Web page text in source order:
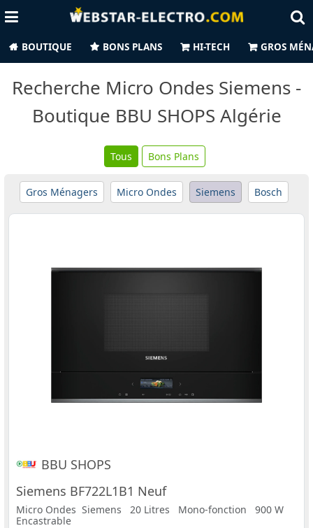
BOUTIQUE BONS PLANS HI-TECH GROS
Recherche Micro Ondes Siemens -
Boutique BBU SHOPS Algérie
Tous Bons Plans
Gros Ménagers Micro Ondes Siemens Bosch
BBU SHOPS
Siemens BF722L1B1 Neuf
Micro Ondes Siemens 20 Litres Mono-fonction 900 W
Encastrable